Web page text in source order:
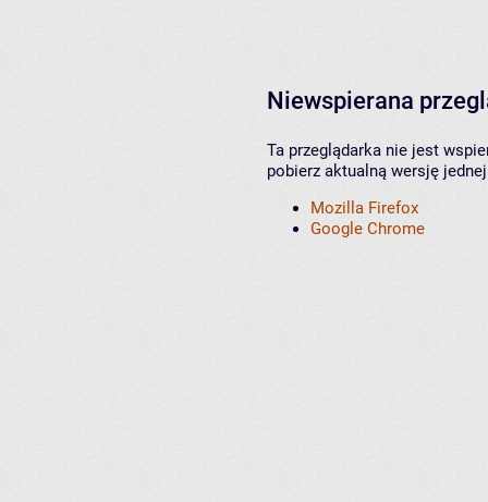
Niewspierana
Ta przeglądarka nie jest
pobierz aktualną wersję
Mozilla Firefox
Google Chrome